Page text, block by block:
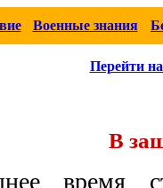
Военные знания
Перейти
В
время